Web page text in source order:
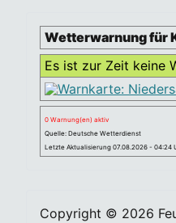
Wetterwarnung für
Es ist zur Zeit keine
0 Warnung(en) aktiv
Quelle: Deutsche Wetterdienst
Letzte Aktualisierung 07.08.2026 - 04:24
Copyright © 2026